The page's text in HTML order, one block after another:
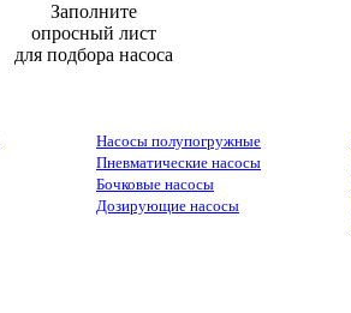
Заполните
опросный лист
для подбора насоса
Насосы полупогружные
Пневматические насосы
Бочковые насосы
Дозирующие насосы